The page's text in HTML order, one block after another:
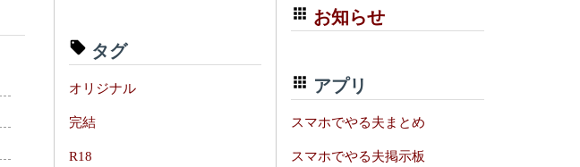
タグ
オリジナル
完結
R18
お知らせ
アプリ
スマホでやる夫まとめ
スマホでやる夫掲示板